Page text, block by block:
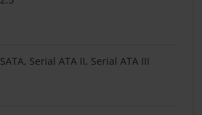
SATA, Serial ATA II, Serial ATA III